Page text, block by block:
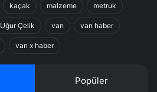
kaçak malzeme metruk
Uğur Çelik van van haber
van x haber
Popüler